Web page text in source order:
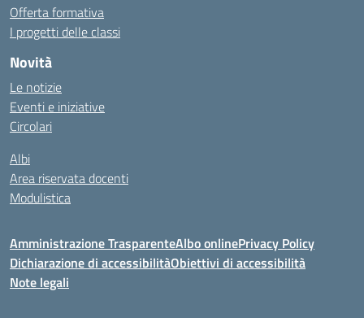
Offerta formativa
I progetti delle classi
Novità
Le notizie
Eventi e iniziative
Circolari
Albi
Area riservata docenti
Modulistica
Amministrazione TrasparenteAlbo onlinePrivacy Policy
Dichiarazione di accessibilitàObiettivi di accessibilità
Note legali